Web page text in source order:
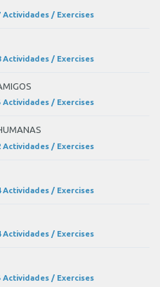
Actividades / Exercises
Actividades / Exercises
Actividades / Exercises
Actividades / Exercises
Actividades / Exercises
Actividades / Exercises
Actividades / Exercises